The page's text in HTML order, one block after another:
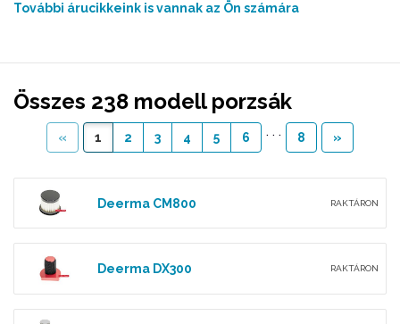
További árucikkeink is vannak az Ön számára
Összes 238 modell porzsák
« 1 2 3 4 5 6 . . . 8 »
Deerma CM800 RAKTÁRON
Deerma DX300 RAKTÁRON